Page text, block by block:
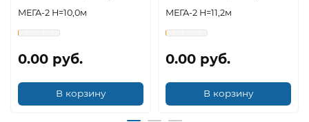
МЕГА-2 Н=10,0м
0.00 руб.
В корзину
МЕГА-2 Н=11,2м
0.00 руб.
В корзину